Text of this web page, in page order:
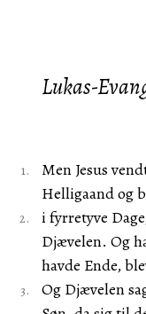
Lukas-
Men Jesus
Helligaand og
i fyrretyve
Djævelen. Og
havde Ende,
Og Djævelen